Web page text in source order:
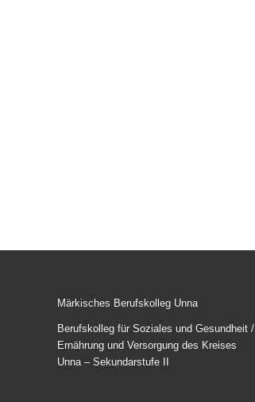
Märkisches Berufskolleg Unna
Berufskolleg für Soziales und Gesundheit /
Ernährung und Versorgung des Kreises
Unna – Sekundarstufe II